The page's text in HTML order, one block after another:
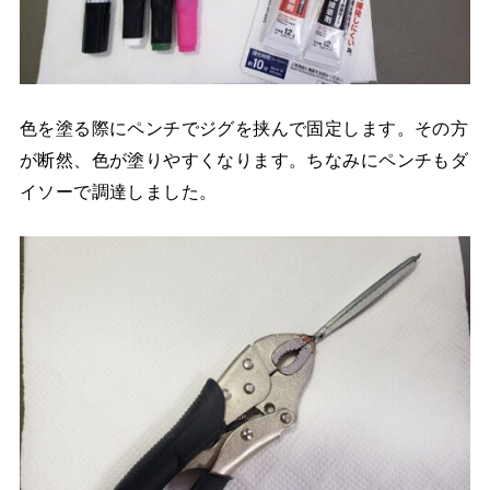
色を塗る際にペンチでジグを挟んで固定します。その方
が断然、色が塗りやすくなります。ちなみにペンチもダ
イソーで調達しました。